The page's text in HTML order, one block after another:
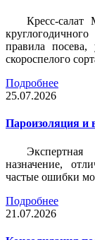
Кресс-
правила
скороспелого
Подробнее
25.07.2026
Пароизоляция и
назначение,
частые ошибки
Подробнее
21.07.2026